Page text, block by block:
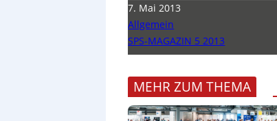
7. Mai 2013
Allgemein
SPS-MAGAZIN 5 2013
MEHR ZUM THEMA